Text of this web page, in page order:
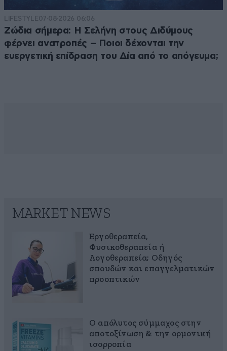
LIFESTYLE07·08·2026 06:06
Ζώδια σήμερα: Η Σελήνη στους Διδύμους
φέρνει ανατροπές – Ποιοι δέχονται την
ευεργετική επίδραση του Δία από το απόγευμα;
MARKET NEWS
Εργοθεραπεία,
Φυσικοθεραπεία ή
Λογοθεραπεία; Οδηγός
σπουδών και επαγγελματικών
προοπτικών
Ο απόλυτος σύμμαχος στην
αποτοξίνωση & την ορμονική
ισορροπία